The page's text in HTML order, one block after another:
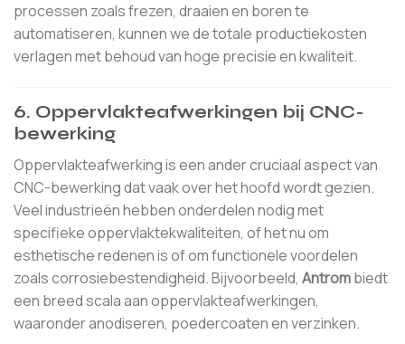
processen zoals frezen, draaien en boren te
automatiseren, kunnen we de totale productiekosten
verlagen met behoud van hoge precisie en kwaliteit.
6. Oppervlakteafwerkingen bij CNC-
bewerking
Oppervlakteafwerking is een ander cruciaal aspect van
CNC-bewerking dat vaak over het hoofd wordt gezien.
Veel industrieën hebben onderdelen nodig met
specifieke oppervlaktekwaliteiten, of het nu om
esthetische redenen is of om functionele voordelen
zoals corrosiebestendigheid. Bijvoorbeeld, Antrombiedt
een breed scala aan oppervlakteafwerkingen,
waaronder anodiseren, poedercoaten en verzinken.